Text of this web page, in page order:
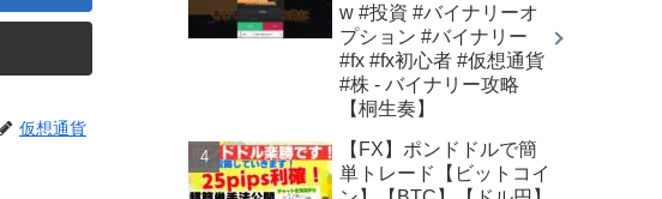
仮想通貨
w #投資 #バイナリーオ
プション #バイナリー
#fx #fx初心者 #仮想通貨
#株 - バイナリー攻略
【桐生奏】
【FX】ポンドドルで簡
単トレード【ビットコイ